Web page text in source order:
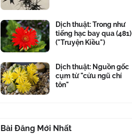
Dịch thuật: Trong như
tiếng hạc bay qua (481)
("Truyện Kiều")
Dịch thuật: Nguồn gốc
cụm từ "cửu ngũ chí
tôn"
Bài Đăng Mới Nhất